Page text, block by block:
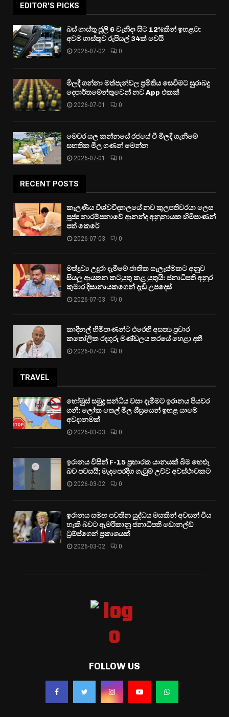
EDITOR'S PICKS
බස් ගාස්තු ජූලි 6 වැනිදා සිට 12%කින් ඉහළට:
අවම ගාස්තුව රුපියල් 34ක් වෙයි
2026-07-02 0
මිලදී ගන්නා මත්පැන්වල ප්‍රමිතිය සෙවීමට සුරාබදු
දෙපාර්තමේන්තුවෙන් නව App එකක්
2026-07-01 0
මෙවර යල කන්නයේ රජයේ වී මිලදී ගැනීමේ
සහතික මිල ගණන් මෙන්න
2026-07-01 0
RECENT POSTS
කැලණිය විශ්වවිද්‍යාලයේ නව කුලපතිවරයා ලෙස
පූජ්‍ය නාරම්පනාවේ ආනන්ද අනුනායක හිමිපාණන්
පත් කෙරේ
2026-07-03 0
මත්ද්‍රව්‍ය උදුරා දැමීමේ ජාතික සැලැස්මකට අනුව
සියලු ආයතන කටයුතු කළ යුතුයි: ජනාධිපති අනුර
කුමාර දිසානායකගෙන් දැඩි උපදෙස්
2026-07-03 0
කාදිනල් හිමිපාණන්ට එරෙහි අසත්‍ය ප්‍රචාර
කතෝලික රදගුරු මණ්ඩලය තරයේ හෙළා දකී
2026-07-03 0
TRAVEL
හෝමුස් සමුද්‍ර සන්ධිය වසා දැමීමට ඉරානය පියවර
ගනී: ලෝක තෙල් මිල ශීඝ්‍රයෙන් ඉහළ යාමේ
අවදානමක්
2026-03-03 0
ඉරානය විසින් F-15 ප්‍රහාරක යානයක් බිම හෙළූ
බව පවසයි; මැදපෙරදිග ගැටුම් උච්ච අවස්ථාවකට
2026-03-02 0
ඉරානය සමඟ පවතින යුද්ධය මසකින් අවසන් විය
හැකි බවට ඇමරිකානු ජනාධිපති ඩොනල්ඩ්
ට්‍රම්ප්ගෙන් ප්‍රකාශයක්
2026-03-02 0
FOLLOW US